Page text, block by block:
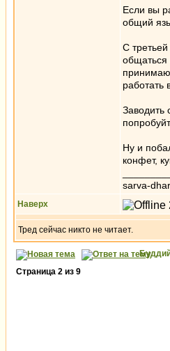
Если вы
общий
С
общаться
работать
Заводить
Ну и
конфет,
sarva-
Наверх
Тред сейчас никто не читает.
Страница 2 из 9